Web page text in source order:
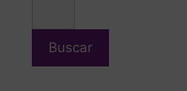
Futuro